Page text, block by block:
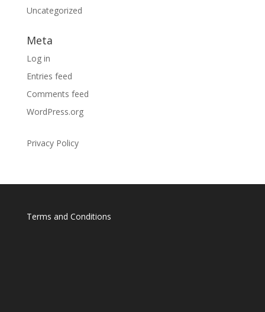
Uncategorized
Meta
Log in
Entries feed
Comments feed
WordPress.org
Privacy Policy
Terms and Conditions